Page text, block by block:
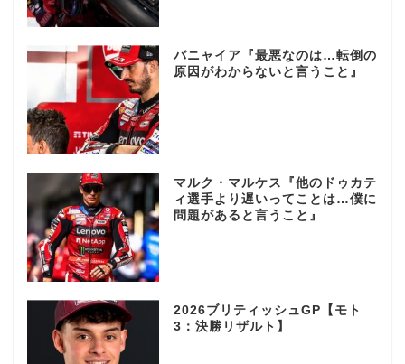
バニャイア『最悪なのは…転倒の
原因がわからないと言うこと』
マルク・マルケス『他のドゥカテ
ィ選手より遅いってことは…僕に
問題があると言うこと』
2026ブリティッシュGP【モト
3：決勝リザルト】